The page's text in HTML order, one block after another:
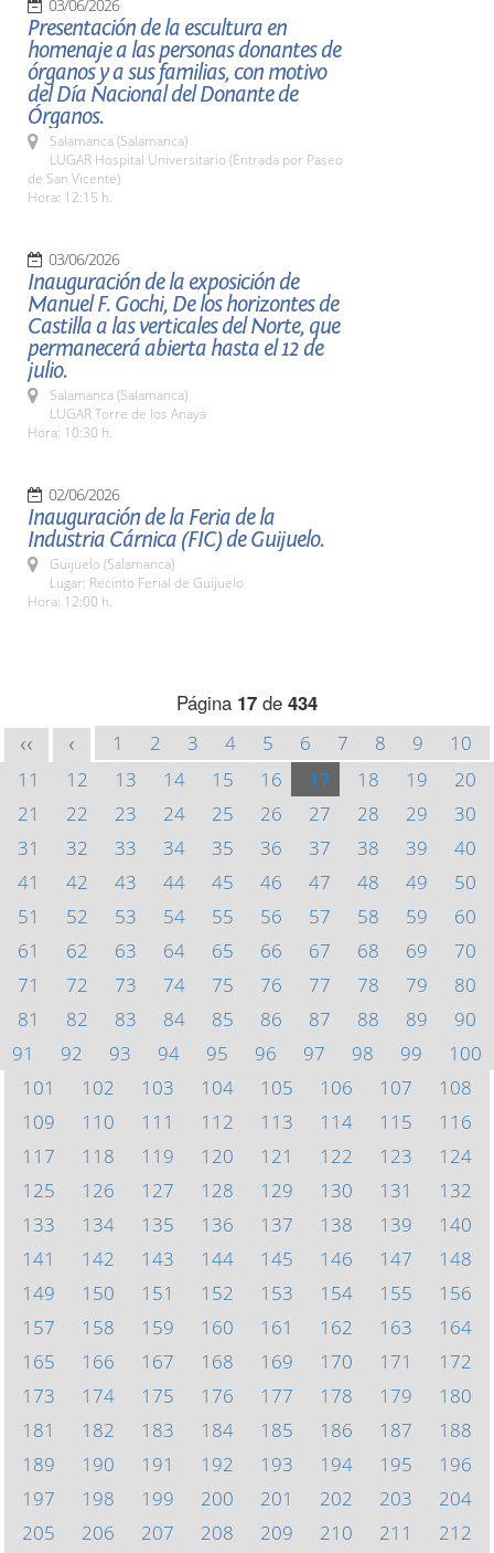
03/06/2026
Presentación de la escultura en
homenaje a las personas donantes de
órganos y a sus familias, con motivo
del Día Nacional del Donante de
Órganos.
Salamanca (Salamanca)
LUGAR Hospital Universitario (Entrada por Paseo
de San Vicente)
Hora: 12:15 h.
03/06/2026
Inauguración de la exposición de
Manuel F. Gochi, De los horizontes de
Castilla a las verticales del Norte, que
permanecerá abierta hasta el 12 de
julio.
Salamanca (Salamanca)
LUGAR Torre de los Anaya
Hora: 10:30 h.
02/06/2026
Inauguración de la Feria de la
Industria Cárnica (FIC) de Guijuelo.
Guijuelo (Salamanca)
Lugar: Recinto Ferial de Guijuelo
Hora: 12:00 h.
Página 17 de 434
<< < 1 2 3 4 5 6 7 8 9
10
11
12 13 14 15 16 17 18 19
20
21
22 23 24 25 26 27 28 29
30
31
32 33 34 35 36 37 38 39
40
41
42 43 44 45 46 47 48 49
50
51
52 53 54 55 56 57 58 59
60
61
62 63 64 65 66 67 68 69
70
71
72 73 74 75 76 77 78 79
80
81
82 83 84 85 86 87 88 89
90
91
92 93 94 95 96 97 98 99
100
101
102 103 104 105 106 107
108
109
110 111 112 113 114 115
116
117
118 119 120 121 122 123
124
125
126 127 128 129 130 131
132
133
134 135 136 137 138 139
140
141
142 143 144 145 146 147
148
149
150 151 152 153 154 155
156
157
158 159 160 161 162 163
164
165
166 167 168 169 170 171
172
173
174 175 176 177 178 179
180
181
182 183 184 185 186 187
188
189
190 191 192 193 194 195
196
197
198 199 200 201 202 203
204
205
206 207 208 209 210 211
212